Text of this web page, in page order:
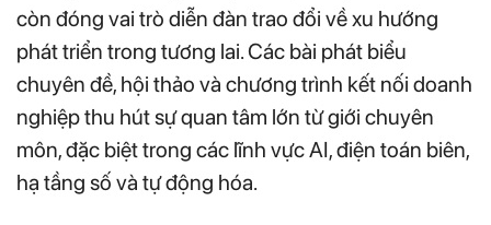
còn đóng vai trò diễn đàn trao đổi về xu hướng
phát triển trong tương lai. Các bài phát biểu
chuyên đề, hội thảo và chương trình kết nối doanh
nghiệp thu hút sự quan tâm lớn từ giới chuyên
môn, đặc biệt trong các lĩnh vực AI, điện toán biên,
hạ tầng số và tự động hóa.